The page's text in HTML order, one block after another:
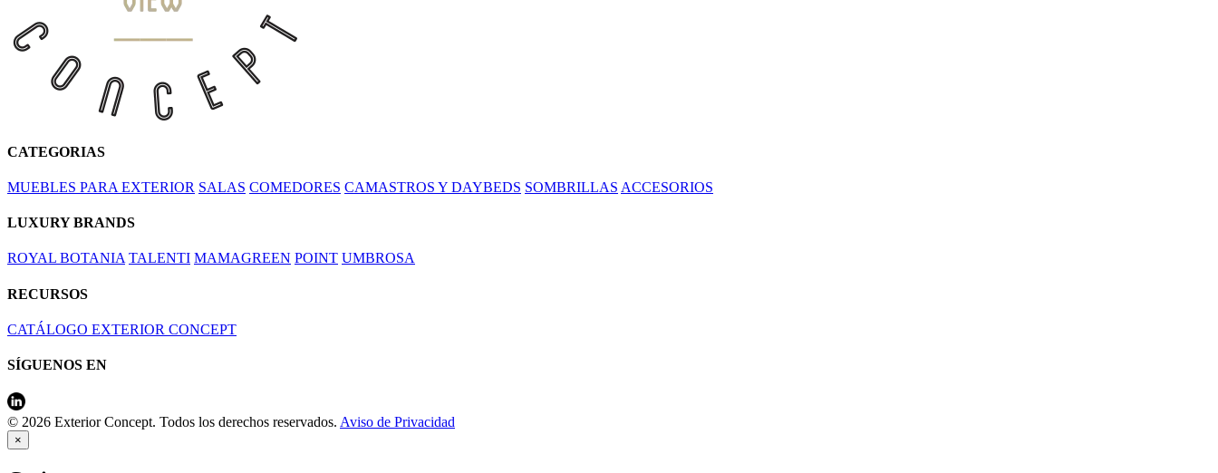
CATEGORIAS
MUEBLES PARA EXTERIOR SALAS COMEDORES CAMASTROS Y DAYBEDS SOMBRILLAS ACCESORIOS
LUXURY BRANDS
ROYAL BOTANIA TALENTI MAMAGREEN POINT UMBROSA
RECURSOS
CATÁLOGO EXTERIOR CONCEPT
SÍGUENOS EN
© 2026 Exterior Concept. Todos los derechos reservados. Aviso de Privacidad
×